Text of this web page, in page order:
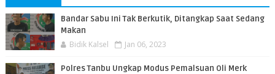
Bandar Sabu Ini Tak Berkutik, Ditangkap Saat Sedang
Makan
Bidik Kalsel Jan 06, 2023
Polres Tanbu Ungkap Modus Pemalsuan Oli Merk